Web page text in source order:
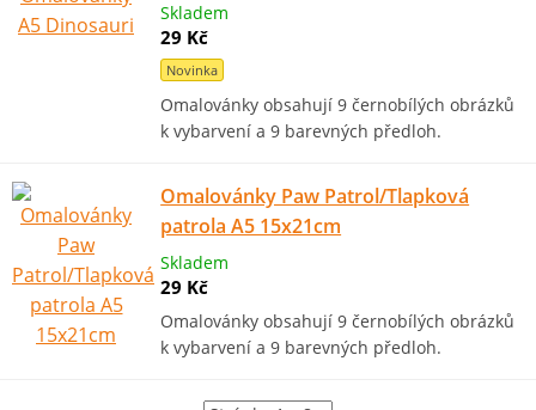
Skladem
29 Kč
Novinka
Omalovánky obsahují 9 černobílých obrázků
k vybarvení a 9 barevných předloh.
Omalovánky Paw Patrol/Tlapková
patrola A5 15x21cm
Skladem
29 Kč
Omalovánky obsahují 9 černobílých obrázků
k vybarvení a 9 barevných předloh.